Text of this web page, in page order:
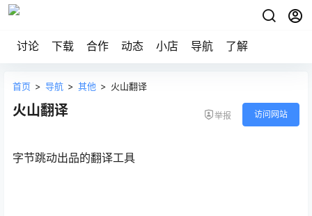
讨论 下载 合作 动态 小店 导航 了解
首页 > 导航 > 其他 > 火山翻译
火山翻译 举报 访问网站
字节跳动出品的翻译工具